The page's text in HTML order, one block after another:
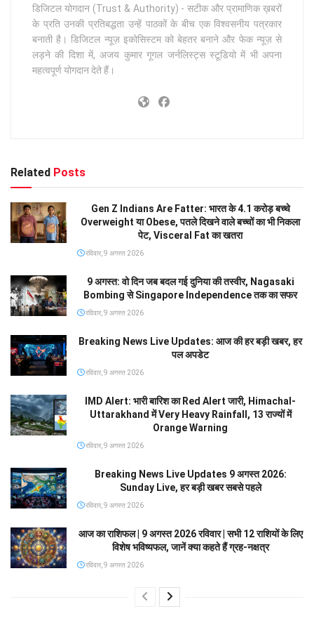
डिजिटल योगदान (Trust & Authority) - सटीक और प्रामाणिक ख़बरों
के प्रति उनकी प्रतिबद्धता उन्हें पाठकों के बीच एक विश्वसनीय पत्रकार
बनाती है। डिजिटल न्यूज़ इकोसिस्टम को बेहतर बनाने और फेक न्यूज़ से
लड़ने की दिशा में, अजय कुमार गूगल जर्नलिस्ट्स स्टूडियो में भी अपना
महत्वपूर्ण योगदान देते हैं।
Related Posts
Gen Z Indians Are Fatter: भारत के 4.1 करोड़ बच्चे
Overweight या Obese, पतले दिखने वाले बच्चों का भी निकला
पेट, Visceral Fat का खतरा
रविवार, 9 अगस्त 2026
9 अगस्त: वो दिन जब बदल गई दुनिया की तस्वीर, Nagasaki
Bombing से Singapore Independence तक का सफर
रविवार, 9 अगस्त 2026
Breaking News Live Updates: आज की हर बड़ी खबर, हर
पल अपडेट
रविवार, 9 अगस्त 2026
IMD Alert: भारी बारिश का Red Alert जारी, Himachal-
Uttarakhand में Very Heavy Rainfall, 13 राज्यों में
Orange Warning
रविवार, 9 अगस्त 2026
Breaking News Live Updates 9 अगस्त 2026:
Sunday Live, हर बड़ी खबर सबसे पहले
रविवार, 9 अगस्त 2026
आज का राशिफल | 9 अगस्त 2026 रविवार | सभी 12 राशियों के लिए
विशेष भविष्यफल, जानें क्या कहते हैं ग्रह-नक्षत्र
रविवार, 9 अगस्त 2026